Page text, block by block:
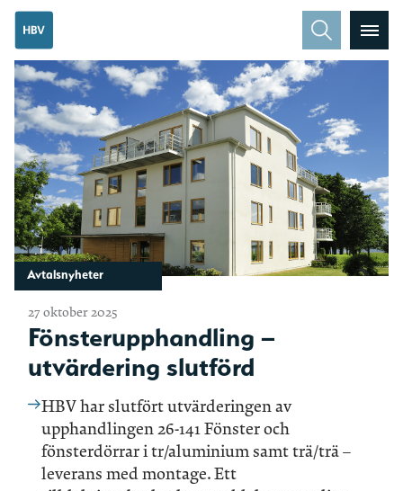
Avtalsnyheter
27 oktober 2025
Fönsterupphandling –
utvärdering slutförd
HBV har slutfört utvärderingen av
upphandlingen 26-141 Fönster och
fönsterdörrar i tr/aluminium samt trä/trä –
leverans med montage. Ett